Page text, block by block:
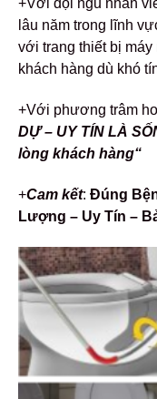
+Với đội ngũ nhân
lâu năm trong lĩnh
với trang thiết bị
khách hàng dù khó
+Với phương trâm
DỰ – UY TÍN LÀ
lòng khách hàng“
+Cam kết: Đúng
Lượng – Uy Tín –